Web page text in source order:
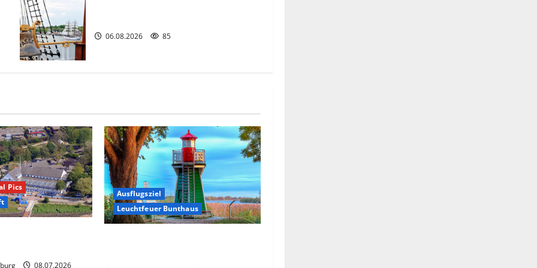
06.08.2026 85
Pics
08.07.2026
Ausflugsziel
Leuchtfeuer Bunthaus